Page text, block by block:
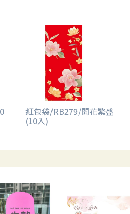
紅包袋/RB279/開花繁盛
(10入)